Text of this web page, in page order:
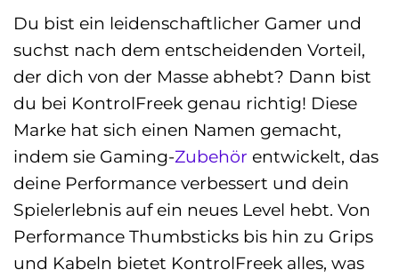
Du bist ein leidenschaftlicher Gamer und
suchst nach dem entscheidenden Vorteil,
der dich von der Masse abhebt? Dann bist
du bei KontrolFreek genau richtig! Diese
Marke hat sich einen Namen gemacht,
indem sie Gaming-Zubehör entwickelt, das
deine Performance verbessert und dein
Spielerlebnis auf ein neues Level hebt. Von
Performance Thumbsticks bis hin zu Grips
und Kabeln bietet KontrolFreek alles, was